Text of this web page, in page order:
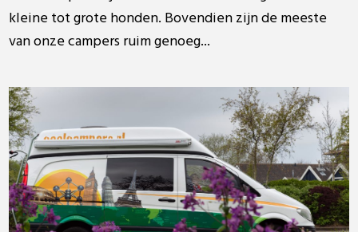
kleine tot grote honden. Bovendien zijn de meeste
van onze campers ruim genoeg...